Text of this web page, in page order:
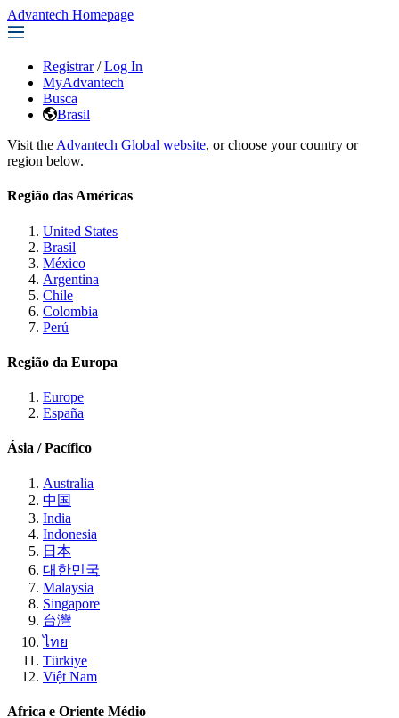
Advantech Homepage
Registrar / Log In
MyAdvantech
Busca
Brasil
Visit the Advantech Global website, or choose your country or
region below.
Região das Américas
United States
Brasil
México
Argentina
Chile
Colombia
Perú
Região da Europa
Europe
España
Ásia / Pacífico
Australia
中国
India
Indonesia
日本
대한민국
Malaysia
Singapore
台灣
ไทย
Türkiye
Việt Nam
Africa e Oriente Médio